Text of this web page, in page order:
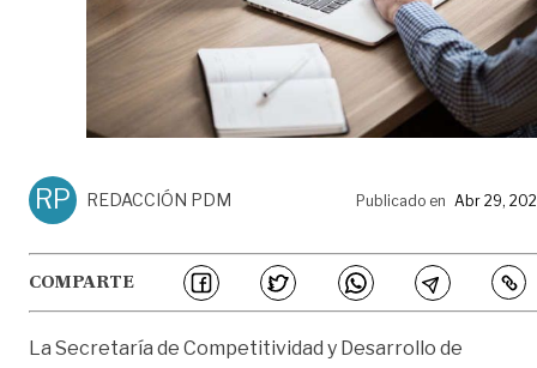
RP REDACCIÓN PDM Publicado en Abr 29,
COMPARTE
La Secretaría de Competitividad y Desarrollo de